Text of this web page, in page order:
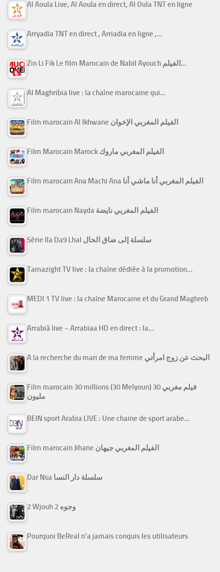
Al Aoula Live, Al Aoula en direct, Al Oula TNT en ligne
Arryadia TNT en direct , Arriadia en ligne ,…
Zin Li Fik Le film Marocain de Nabil Ayouch الفيلم…
Al Maghribia live : la chaîne marocaine qui…
Film marocain Al Ikhwane الفيلم المغربي الإخوان
Film Marocain Marock الفيلم المغربي ماروك
Film marocain Ana Machi Ana الفيلم المغربي أنا ماشي أنا
Film marocain Nayda الفيلم المغربي نايضة
Série Ila Da9 Lhal سلسلة إلى ضاق الحال
Tamazight TV live : la chaîne dédiée à la promotion…
MEDI 1 TV live : la chaîne Marocaine et du Grand Maghreb
Arrabiâ live – Arrabiaa HD en direct : la…
A la recherche du mari de ma femme البحث عن زوج امرأتي
Film marocain 30 millions (30 Melyoun) فيلم مغربي 30
مليون
BEIN sport Arabia LIVE : Une chaine de sport arabe…
Film marocain Jihane الفيلم المغربي جيهان
Dar Nsa سلسلة دار النسا
2 Wjouh 2 وجوه
Pourquoi BeReal n’a jamais conquis les utilisateurs